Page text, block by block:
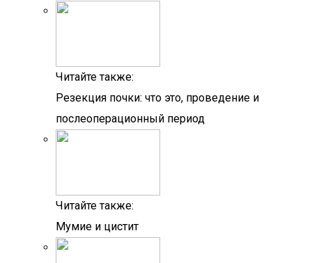
Читайте также:
Резекция почки: что это, проведение и
послеоперационный период
Читайте также:
Мумие и цистит